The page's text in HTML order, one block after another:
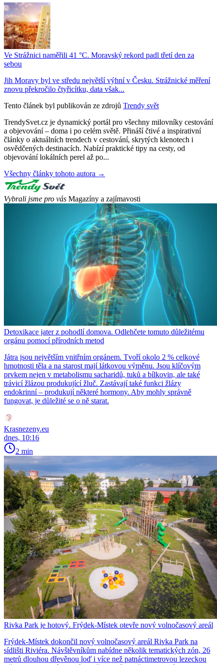
Ve Strážnici naměřili 41 °C. Moravský rekord padl třetí den za
sebou
Jih Moravy byl ve středu největší výhní v Česku. Strážnické měření
znovu překročilo čtyřicítku, data však...
Tento článek byl publikován ze zdrojů Trendy svět
TrendySvet.cz je dynamický portál pro všechny milovníky cestování
a objevování – doma i po celém světě. Přináší čtivé a inspirativní
články o aktuálních trendech v cestování, skrytých klenotech i
osvědčených destinacích. Nabízí praktické tipy na cesty, od
objevování lokálních perel až po...
Všechny články tohoto autora →
Vybrali jsme pro vás Magazíny a zajímavosti
Detoxikace jater z pohodlí domova. Odlehčete tomuto důležitému
orgánu pomocí přírodních metod
Játra jsou největším vnitřním orgánem. Tvoří okolo 2 % celkové
hmotnosti těla a na starost mají látkovou výměnu. Jsou klíčovým
prvkem nejen v metabolismu sacharidů, tuků a bílkovin, ale také
trávicí žlázou produkující žluč. Zastávají také funkci žlázy
endokrinní – produkují některé hormony. Aby mohly správně
fungovat, je důležité se o ně starat.
Krasnezeny.eu
dnes, 10:16
2 min
Rivka Park je hotový. Frýdek-Místek otevře nový volnočasový areál
Frýdek-Místek dokončil nový volnočasový areál Rivka Park na
sídlišti Riviéra. Návštěvníkům nabídne několik tematických zón, 26
metrů dlouhou dřevěnou loď i více než patnáctimetrovou lezeckou